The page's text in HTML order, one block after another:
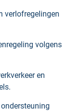
verlofregelingen
volgens
en